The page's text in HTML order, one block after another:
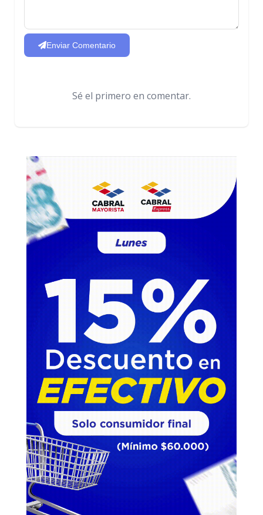
Enviar Comentario
Sé el primero en comentar.